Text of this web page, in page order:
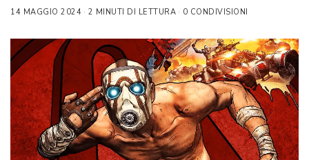
14 MAGGIO 2024 2 MINUTI DI LETTURA 0 CONDIVISIONI